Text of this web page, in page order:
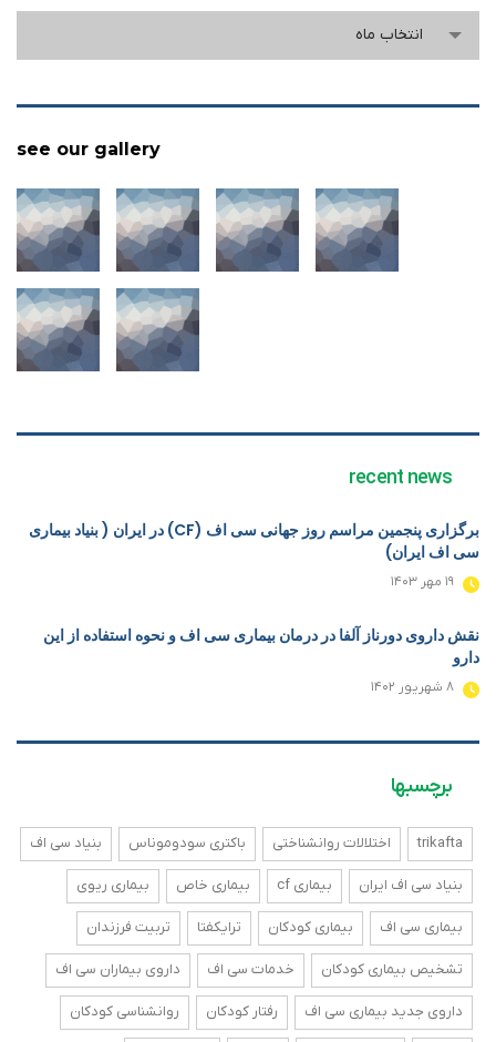
انتخاب ماه
see our gallery
recent news
برگزاری پنجمین مراسم روز جهانی سی اف (CF) در ایران ( بنیاد بیماری
سی اف ایران)
۱۹ مهر ۱۴۰۳
نقش داروی دورناز آلفا در درمان بیماری سی اف و نحوه استفاده از این
دارو
۸ شهریور ۱۴۰۲
برچسبها
trikafta اختلالات روانشناختی باکتری سودوموناس بنیاد سی اف
بنیاد سی اف ایران بیماری cf بیماری خاص بیماری ریوی
بیماری سی اف بیماری کودکان ترایکفتا تربیت فرزندان
تشخیص بیماری کودکان خدمات سی اف داروی بیماران سی اف
داروی جدید بیماری سی اف رفتار کودکان روانشناسی کودکان